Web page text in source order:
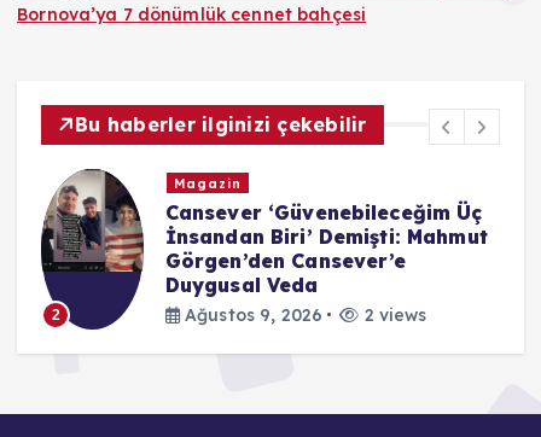
Bornova’ya 7 dönümlük cennet bahçesi
Bu haberler ilginizi çekebilir
2
Magazin
Cansever ‘Güvenebileceğim Üç
İnsandan Biri’ Demişti: Mahmut
Görgen’den Cansever’e
Duygusal Veda
Ağustos 9, 2026 2 views